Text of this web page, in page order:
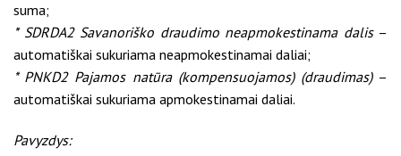
suma;
* SDRDA2 Savanoriško draudimo neapmokestinama dalis–
automatiškai sukuriama neapmokestinamai daliai;
* PNKD2 Pajamos natūra (kompensuojamos) (draudimas)–
automatiškai sukuriama apmokestinamai daliai.
Pavyzdys: